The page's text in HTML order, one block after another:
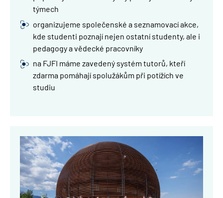
týmech
organizujeme společenské a seznamovací akce,
kde studenti poznají nejen ostatní studenty, ale i
pedagogy a vědecké pracovníky
na FJFI máme zavedený systém tutorů, kteří
zdarma pomáhají spolužákům při potížích ve
studiu
Obrázek